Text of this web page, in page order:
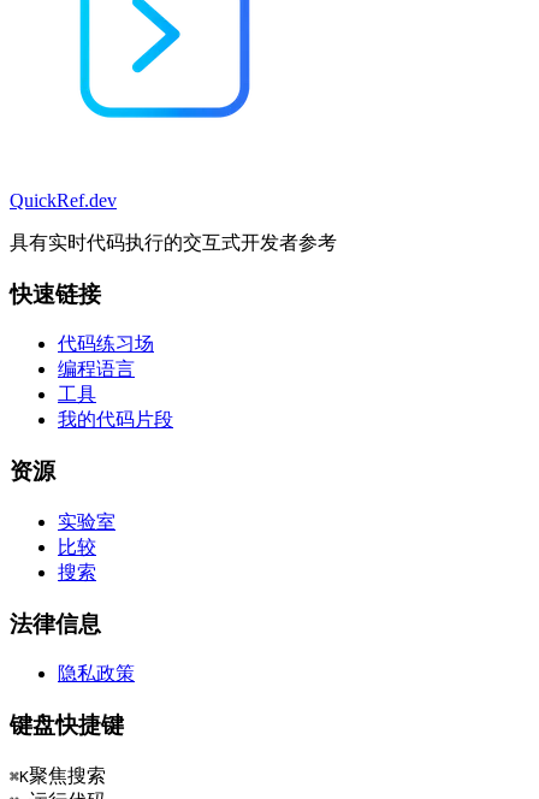
QuickRef.dev
具有实时代码执行的交互式开发者参考
快速链接
代码练习场
编程语言
工具
我的代码片段
资源
实验室
比较
搜索
法律信息
隐私政策
键盘快捷键
⌘K聚焦搜索